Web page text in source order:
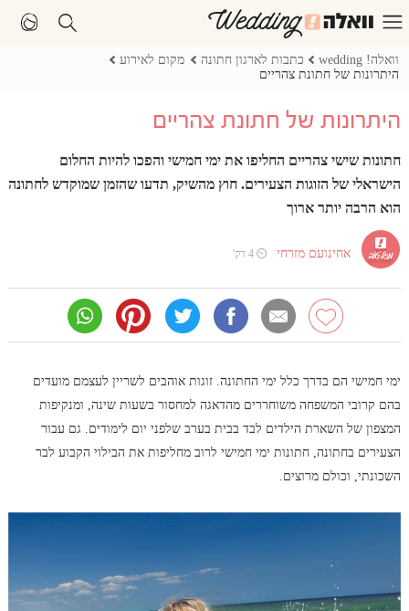
וואלה! wedding כתבות לארגון חתונה
מקום לאירוע
היתרונות של חתונת צהריים
היתרונות של חתונת צהריים
חתונות שישי צהריים החליפו את ימי חמישי והפכו להיות החלום
הישראלי של הזוגות הצעירים. חוץ מהשיק, תדעו שהזמן שמוקדש לחתונה
הוא הרבה יותר ארוך
אחינועם מזרחי ⏲ 4 דק'
ימי חמישי הם בדרך כלל ימי החתונה. זוגות אוהבים לשריין לעצמם מועדים
בהם קרובי המשפחה משוחררים מהדאגה למחסור בשעות שינה, ומנקיפות
המצפון של השארת הילדים לבד בבית בערב שלפני יום לימודים. גם עבור
הצעירים בחתונה, חתונות ימי חמישי לרוב מחליפות את הבילוי הקבוע לבר
השכונתי, וכולם מרוצים.